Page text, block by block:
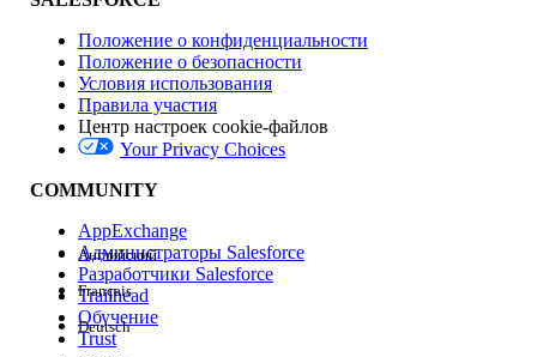
Версия
Возможности
Положение о конфиденциальности
Положение о безопасности
Условия использования
Правила участия
Центр настроек cookie-файлов
Your Privacy Choices
COMMUNITY
AppExchange
Администраторы Salesforce
Разработчики Salesforce
Trailhead
Обучение
Trust
Английский
Français
Deutsch